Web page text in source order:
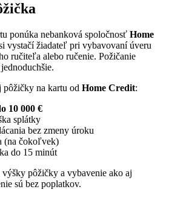
ponúka nebanková spoločnosť Home
vystačí žiadateľ pri vybavovaní úveru
ručiteľa alebo ručenie. Požičanie
na kartu od Home Credit:
10 000 €
splátky
bez zmeny úroku
(na čokoľvek)
do 15 minút
pôžičky a vybavenie ako aj
sú bez poplatkov.